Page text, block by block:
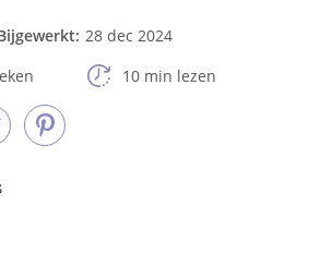
28 dec 2024
10 min lezen